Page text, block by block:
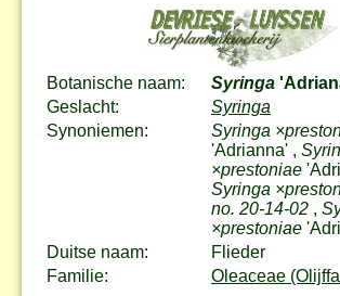
Botanische naam: Syringa
Geslacht:
Syringa
Synoniemen:
Syringa
'Adrianna' ,
×prestoniae
Syringa
no. 20-14-02 ,
×prestoniae
Duitse naam:
Flieder
Familie:
Oleaceae